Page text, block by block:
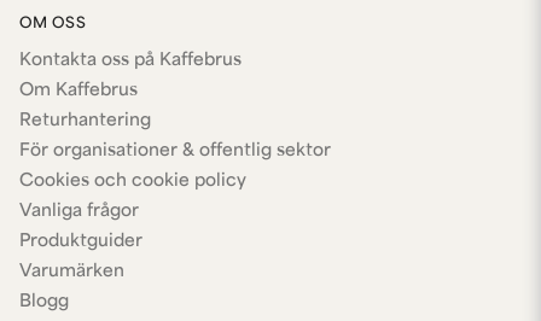
OM OSS
Kontakta oss på Kaffebrus
Om Kaffebrus
Returhantering
För organisationer & offentlig sektor
Cookies och cookie policy
Vanliga frågor
Produktguider
Varumärken
Blogg